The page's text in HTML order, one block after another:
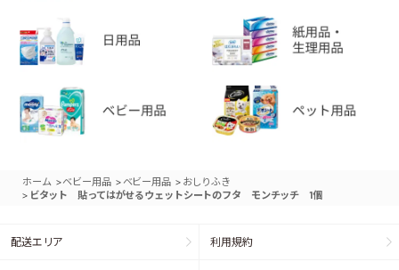
ホーム >ベビー用品 > ベビー用品 > おしりふき
> ビタット 貼ってはがせるウェットシートのフタ モンチッチ 1個
配送エリア 利用規約